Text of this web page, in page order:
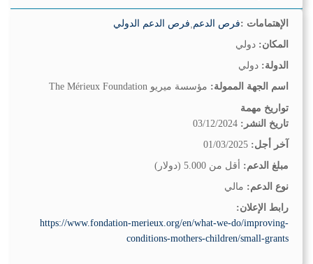
الإهتمامات :فرص الدعم فرص الدعم الدولي
المكان: دولي
الدولة: دولي
اسم الجهة الممولة: مؤسسة ميريو The Mérieux Foundation
تواريخ مهمة
تاريخ النشر: 03/12/2024
آخر أجل: 01/03/2025
مبلغ الدعم:
أقل من 5.000 (دولار)
نوع الدعم: مالي
رابط الإعلان:
https://www.fondation-merieux.org/en/what-we-do/improving-
conditions-mothers-children/small-grants